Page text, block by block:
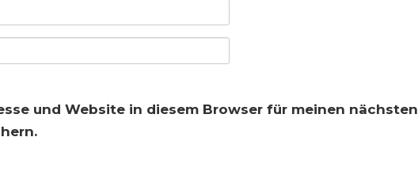
und Website in diesem Browser für meinen nächsten